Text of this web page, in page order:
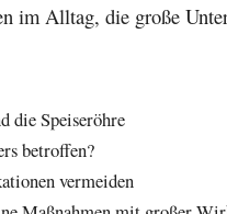
im Alltag, die große
die Speiseröhre
betroffen?
vermeiden